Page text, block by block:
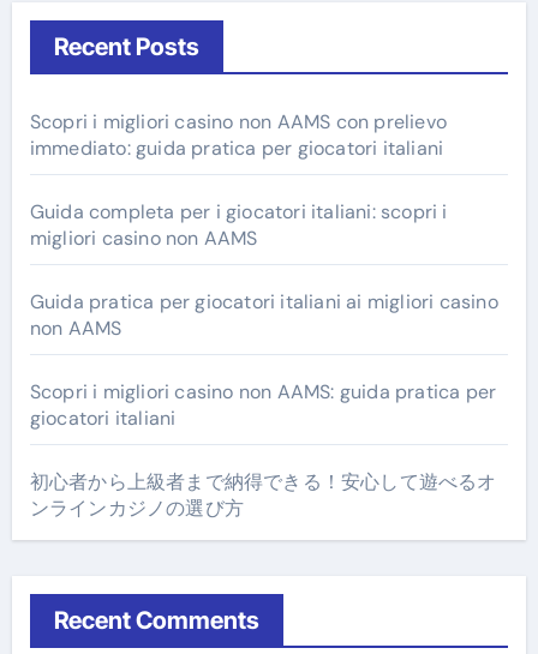
Recent Posts
Scopri i migliori casino non AAMS con prelievo
immediato: guida pratica per giocatori italiani
Guida completa per i giocatori italiani: scopri i
migliori casino non AAMS
Guida pratica per giocatori italiani ai migliori casino
non AAMS
Scopri i migliori casino non AAMS: guida pratica per
giocatori italiani
初心者から上級者まで納得できる！安心して遊べるオ
ンラインカジノの選び方
Recent Comments